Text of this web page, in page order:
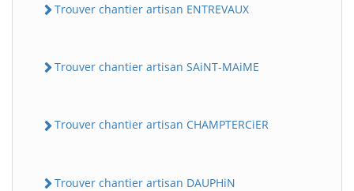
Trouver chantier artisan ENTREVAUX
Trouver chantier artisan SAiNT-MAiME
Trouver chantier artisan CHAMPTERCiER
Trouver chantier artisan DAUPHiN